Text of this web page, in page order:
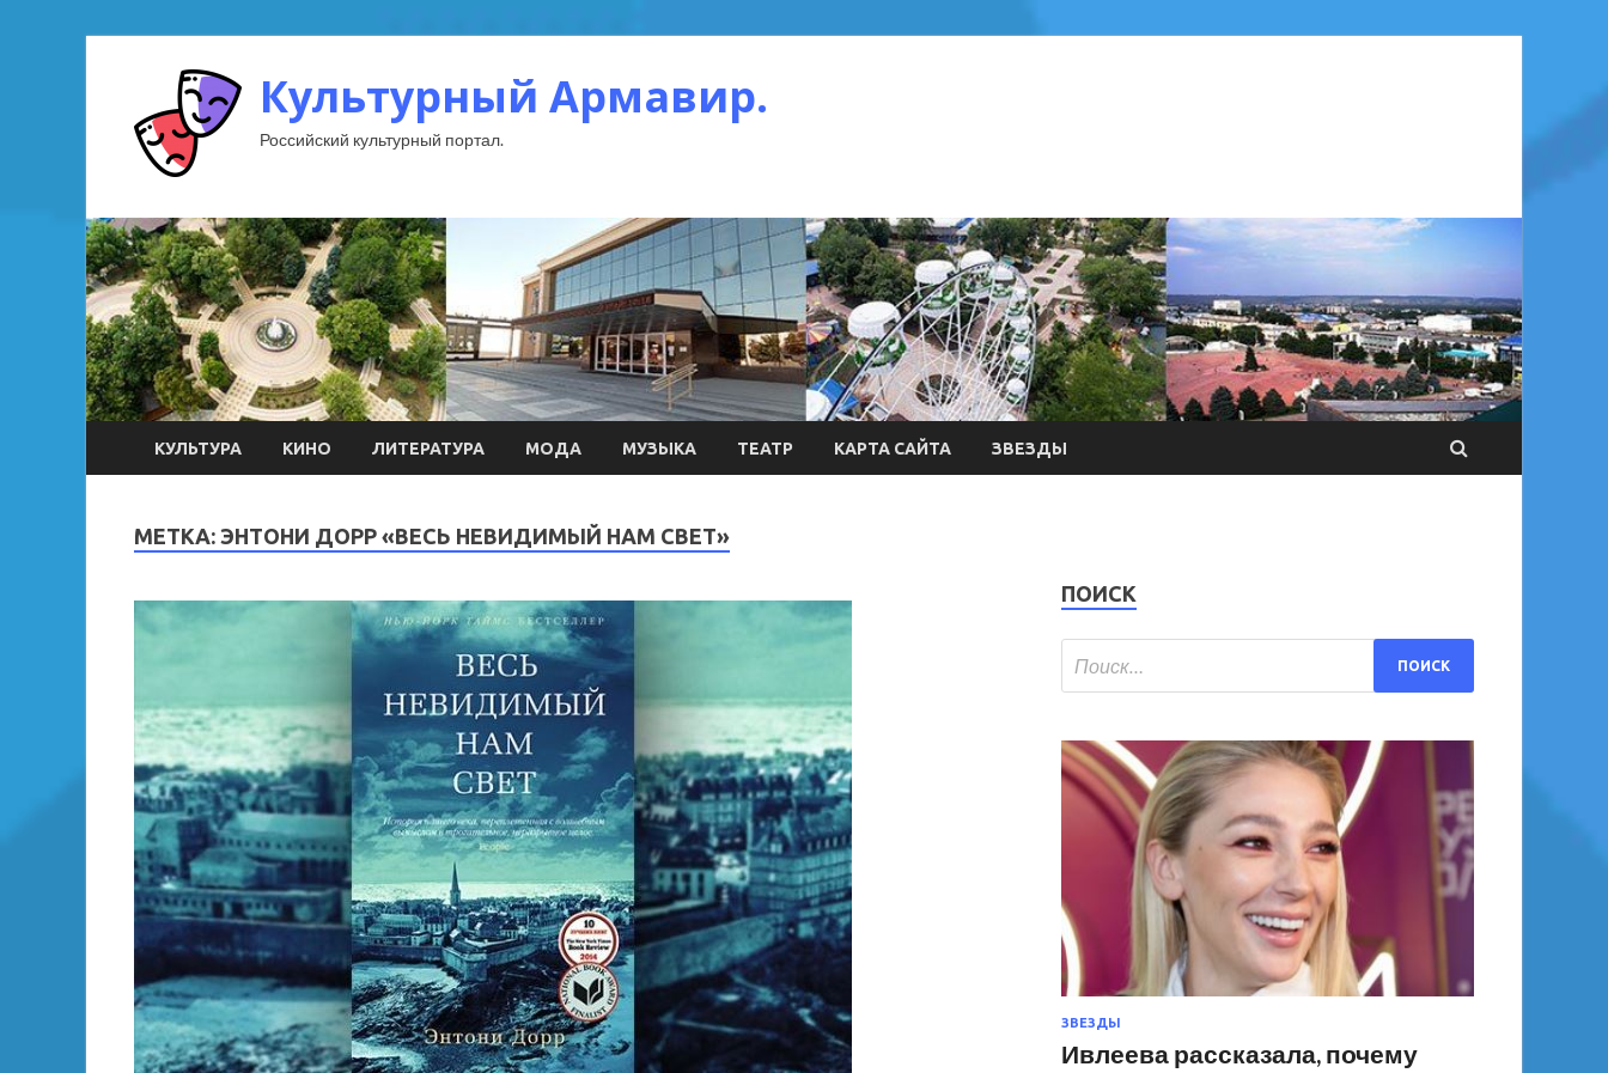
Культурный Армавир.
Российский культурный портал.
КУЛЬТУРА КИНО ЛИТЕРАТУРА МОДА МУЗЫКА ТЕАТР КАРТА САЙТА ЗВЕЗДЫ
МЕТКА: ЭНТОНИ ДОРР «ВЕСЬ НЕВИДИМЫЙ НАМ СВЕТ»
ПОИСК
ЗВЕЗДЫ
Ивлеева рассказала, почему